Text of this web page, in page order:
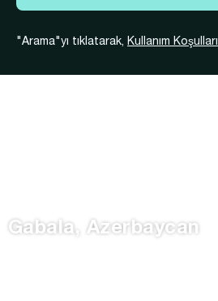
Gabala, Azerbaycan
"Arama"yı tıklatarak, Kullanım Koşulları